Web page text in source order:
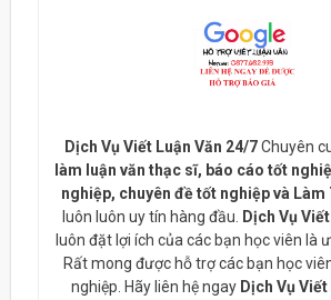
Dịch Vụ Viết Luận Văn 24/7Chuyên
làm luận văn thạc sĩ, báo cáo tốt
nghiệp, chuyên đề tốt nghiệp và Làm
luôn luôn uy tín hàng đầu.
Dịch Vụ
luôn đặt lợi ích của các bạn học viên là
Rất mong được hỗ trợ các bạn học
nghiệp. Hãy liên hệ ngay Dịch Vụ